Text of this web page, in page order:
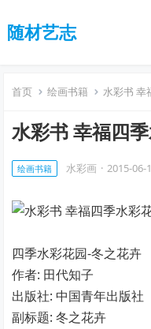
随材艺志
首页 绘画书籍 水彩书 幸
水彩书 幸福四
绘画书籍 水彩画 · 2015-06-
四季水彩花园-冬之花卉
作者: 田代知子
出版社: 中国青年出版社
副标题: 冬之花卉